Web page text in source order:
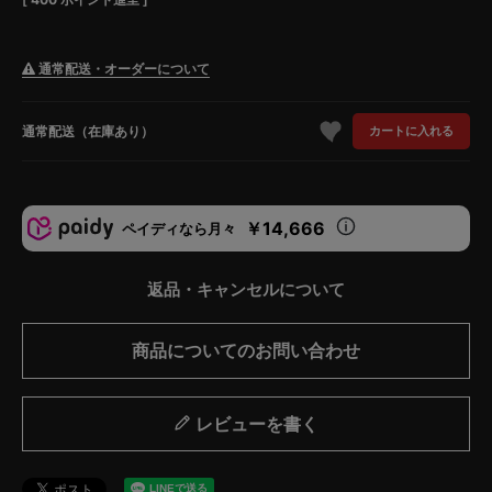
通常配送・オーダーについて
通常配送（在庫あり） カートに入れる
ペイディなら月々 ￥14,666
返品・キャンセルについて
商品についてのお問い合わせ
レビューを書く